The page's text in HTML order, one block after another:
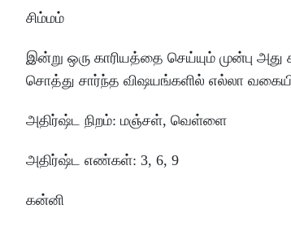
சிம்மம்
இன்று ஒரு காரியத்தை செய்யும் முன்பு அது
சொத்து சார்ந்த விஷயங்களில் எல்லா
அதிர்ஷ்ட நிறம்: மஞ்சள், வெள்ளை
அதிர்ஷ்ட எண்கள்: 3, 6, 9
கன்னி